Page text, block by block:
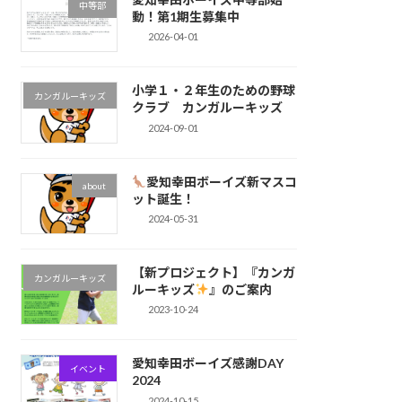
中等部
動！第1期生募集中
2026-04-01
カンガルーキッズ
小学１・２年生のための野球
クラブ カンガルーキッズ
2024-09-01
about
愛知幸田ボーイズ新マスコ
ット誕生！
2024-05-31
カンガルーキッズ
【新プロジェクト】『カンガ
ルーキッズ
』のご案内
2023-10-24
イベント
愛知幸田ボーイズ感謝DAY
2024